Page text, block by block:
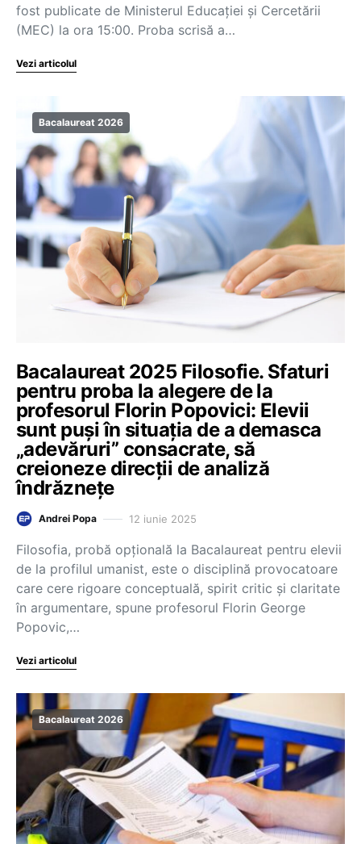
fost publicate de Ministerul Educației și Cercetării
(MEC) la ora 15:00. Proba scrisă a…
Vezi articolul
Bacalaureat 2026
Bacalaureat 2025 Filosofie. Sfaturi
pentru proba la alegere de la
profesorul Florin Popovici: Elevii
sunt puși în situația de a demasca
„adevăruri” consacrate, să
creioneze direcții de analiză
îndrăznețe
Andrei Popa 12 iunie 2025
Filosofia, probă opțională la Bacalaureat pentru elevii
de la profilul umanist, este o disciplină provocatoare
care cere rigoare conceptuală, spirit critic și claritate
în argumentare, spune profesorul Florin George
Popovic,…
Vezi articolul
Bacalaureat 2026